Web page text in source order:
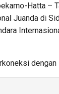
Hatta –
Juanda di